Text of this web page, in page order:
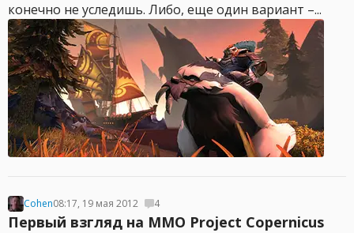
конечно не уследишь. Либо, еще один вариант –...
Cohen08:17, 19 мая 2012 4
Первый взгляд на MMO Project Copernicus